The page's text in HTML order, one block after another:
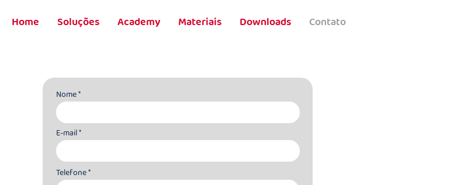
Home Soluções Academy Materiais Downloads Contato
Nome
E-mail
Telefone